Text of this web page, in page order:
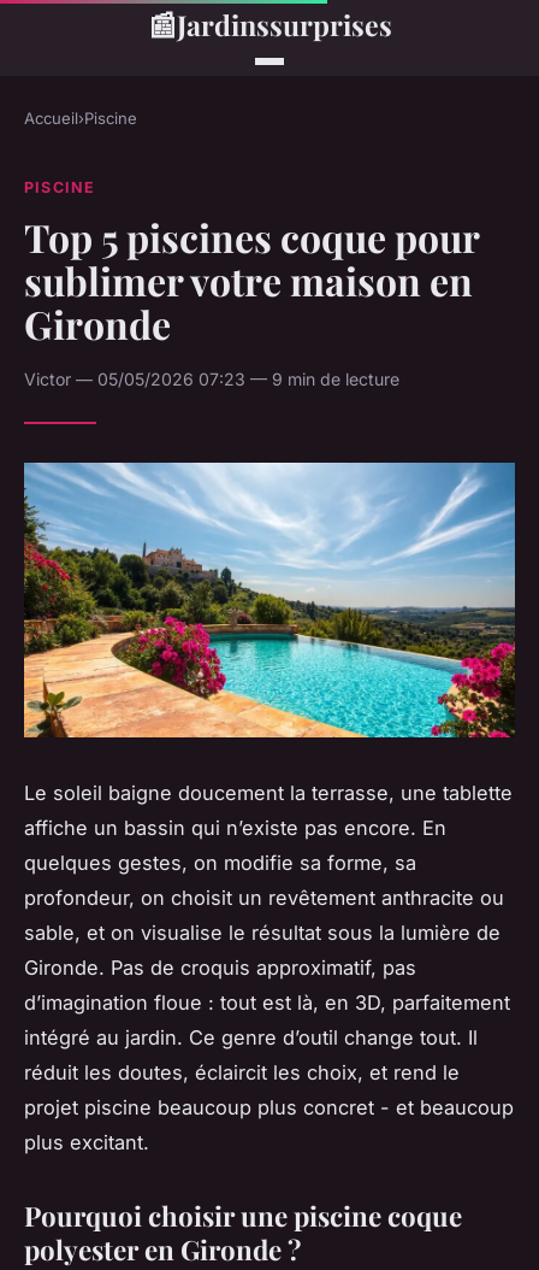
📰Jardinssurprises
Accueil›Piscine
PISCINE
Top 5 piscines coque pour
sublimer votre maison en
Gironde
Victor — 05/05/2026 07:23 — 9 min de lecture
Le soleil baigne doucement la terrasse, une tablette
affiche un bassin qui n’existe pas encore. En
quelques gestes, on modifie sa forme, sa
profondeur, on choisit un revêtement anthracite ou
sable, et on visualise le résultat sous la lumière de
Gironde. Pas de croquis approximatif, pas
d’imagination floue : tout est là, en 3D, parfaitement
intégré au jardin. Ce genre d’outil change tout. Il
réduit les doutes, éclaircit les choix, et rend le
projet piscine beaucoup plus concret - et beaucoup
plus excitant.
Pourquoi choisir une piscine coque
polyester en Gironde ?